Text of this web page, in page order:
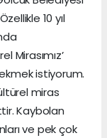
10 yıl
Mirasımız’
istiyorum.
miras
Kaybolan
ve pek çok